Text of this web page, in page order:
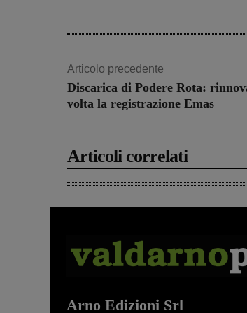
Articolo precedente
Discarica di Podere Rota:
volta la registrazione Emas
Articoli correlati
Arno Edizioni Srl